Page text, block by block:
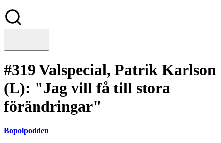
#319 Valspecial, Patrik Karlson
(L): "Jag vill få till stora
förändringar"
Bopolpodden